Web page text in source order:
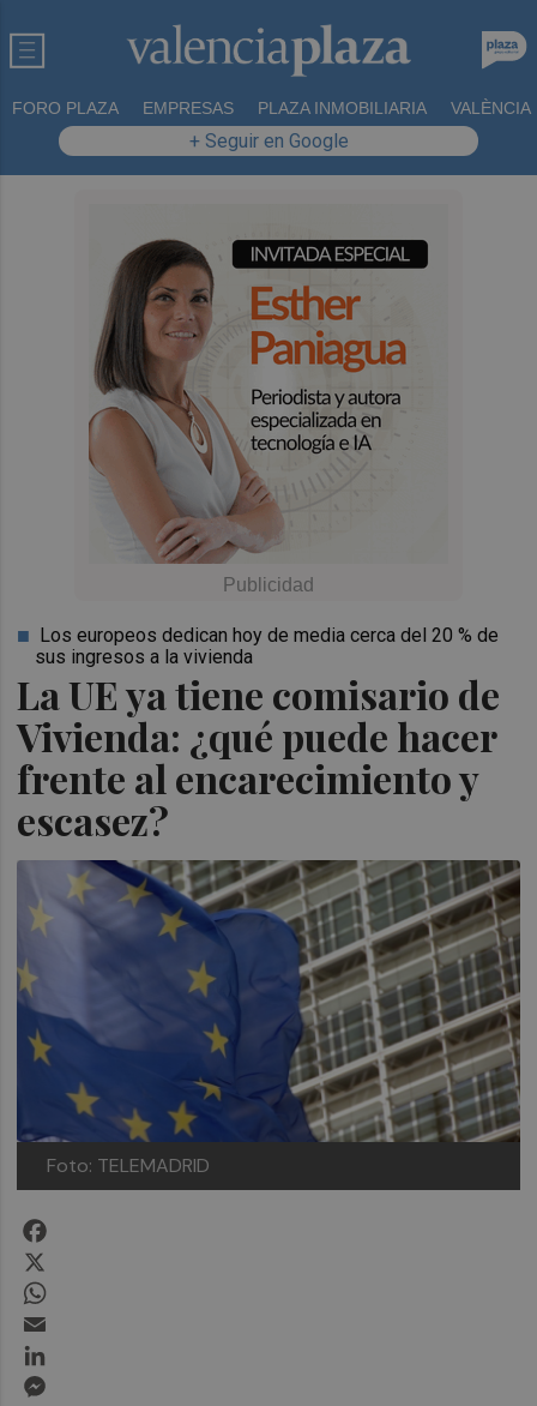
FORO PLAZA EMPRESAS PLAZA INMOBILIARIA VALÈNCIA
+ Seguir en Google
La UE ya tiene comisario de
Vivienda: ¿qué puede hacer
frente al encarecimiento y
escasez?
Los europeos dedican hoy de media cerca del 20 % de
sus ingresos a la vivienda
Foto: TELEMADRID